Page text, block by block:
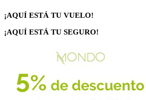
¡AQUÍ ESTÁ TU VUELO!
¡AQUÍ ESTÁ TU SEGURO!